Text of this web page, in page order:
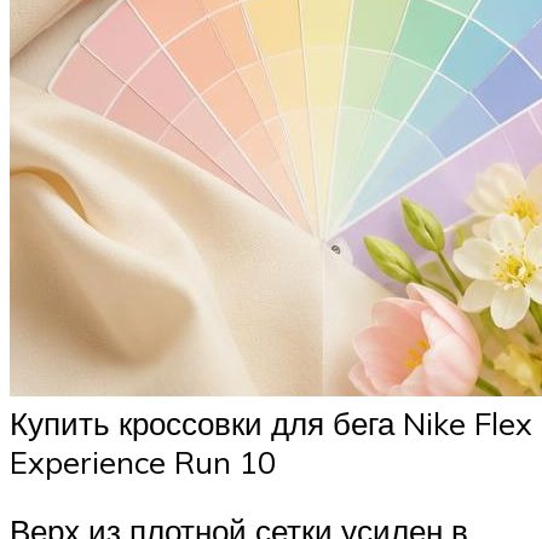
Купить кроссовки для бега Nike Flex
Experience Run 10
Верх из плотной сетки усилен в